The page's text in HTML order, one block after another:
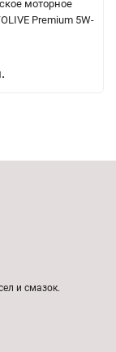
моторное
Premium 5W-
и смазок.